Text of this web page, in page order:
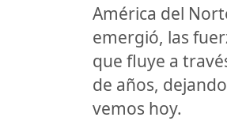
América del
emergió, las
que fluye a
de años,
vemos hoy.